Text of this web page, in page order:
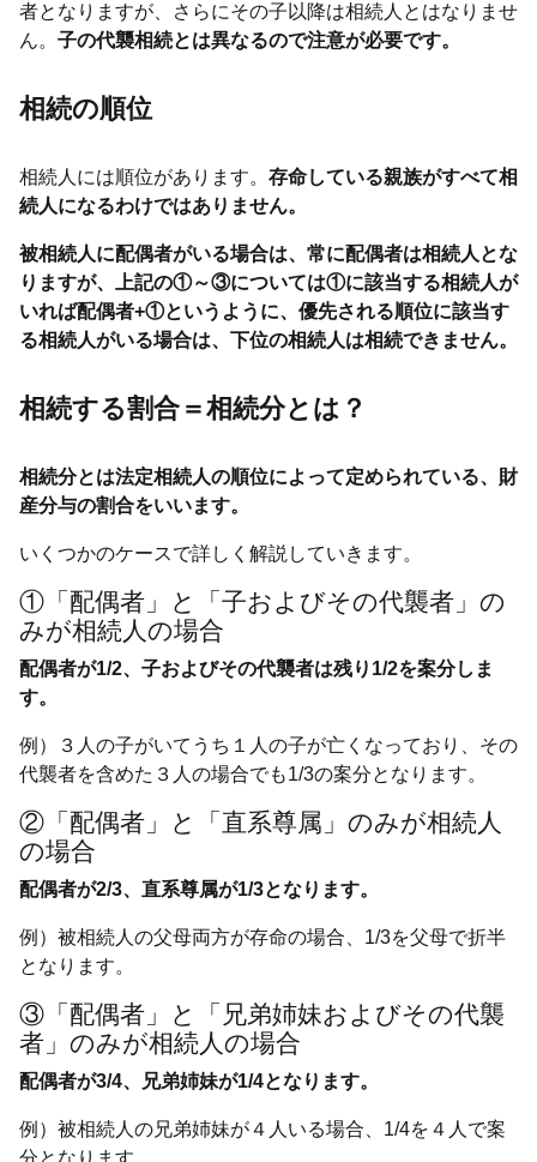
者となりますが、さらにその子以降は相続人とはなりませ
ん。 子の代襲相続とは異なるので注意が必要です。
相続の順位
相続人には順位があります。 存命している親族がすべて相
続人になるわけではありません。
被相続人に配偶者がいる場合は、常に配偶者は相続人とな
りますが、上記の①～③については①に該当する相続人が
いれば配偶者+①というように、優先される順位に該当す
る相続人がいる場合は、下位の相続人は相続できません。
相続する割合＝相続分とは？
相続分とは法定相続人の順位によって定められている、財
産分与の割合をいいます。
いくつかのケースで詳しく解説していきます。
①「配偶者」と「子およびその代襲者」の
みが相続人の場合
配偶者が1/2、子およびその代襲者は残り1/2を案分しま
す。
例）３人の子がいてうち１人の子が亡くなっており、その
代襲者を含めた３人の場合でも1/3の案分となります。
②「配偶者」と「直系尊属」のみが相続人
の場合
配偶者が2/3、直系尊属が1/3となります。
例）被相続人の父母両方が存命の場合、1/3を父母で折半
となります。
③「配偶者」と「兄弟姉妹およびその代襲
者」のみが相続人の場合
配偶者が3/4、兄弟姉妹が1/4となります。
例）被相続人の兄弟姉妹が４人いる場合、1/4を４人で案